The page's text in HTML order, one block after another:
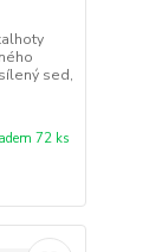
sed,
72 ks